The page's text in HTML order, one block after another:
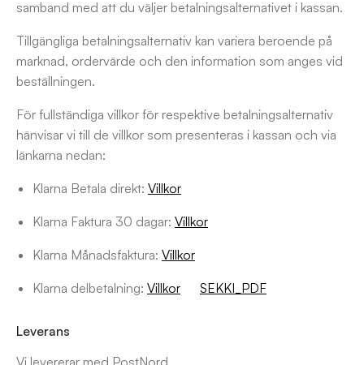
samband med att du väljer betalningsalternativet i kassan.
Tillgängliga betalningsalternativ kan variera beroende på
marknad, ordervärde och den information som anges vid
beställningen.
För fullständiga villkor för respektive betalningsalternativ
hänvisar vi till de villkor som presenteras i kassan och via
länkarna nedan:
Klarna Betala direkt: Villkor
Klarna Faktura 30 dagar: Villkor
Klarna Månadsfaktura: Villkor
Klarna delbetalning: Villkor SEKKI_PDF
Leverans
Vi levererar med PostNord.